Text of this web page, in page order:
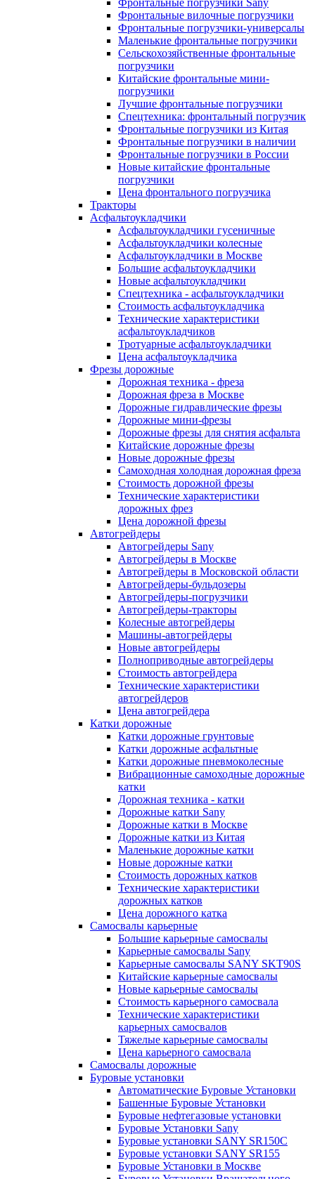
Фронтальные погрузчики Sany
Фронтальные вилочные погрузчики
Фронтальные погрузчики-универсалы
Маленькие фронтальные погрузчики
Сельскохозяйственные фронтальные
погрузчики
Китайские фронтальные мини-
погрузчики
Лучшие фронтальные погрузчики
Спецтехника: фронтальный погрузчик
Фронтальные погрузчики из Китая
Фронтальные погрузчики в наличии
Фронтальные погрузчики в России
Новые китайские фронтальные
погрузчики
Цена фронтального погрузчика
Тракторы
Асфальтоукладчики
Асфальтоукладчики гусеничные
Асфальтоукладчики колесные
Асфальтоукладчики в Москве
Большие асфальтоукладчики
Новые асфальтоукладчики
Спецтехника - асфальтоукладчики
Стоимость асфальтоукладчика
Технические характеристики
асфальтоукладчиков
Тротуарные асфальтоукладчики
Цена асфальтоукладчика
Фрезы дорожные
Дорожная техника - фреза
Дорожная фреза в Москве
Дорожные гидравлические фрезы
Дорожные мини-фрезы
Дорожные фрезы для снятия асфальта
Китайские дорожные фрезы
Новые дорожные фрезы
Самоходная холодная дорожная фреза
Стоимость дорожной фрезы
Технические характеристики
дорожных фрез
Цена дорожной фрезы
Автогрейдеры
Автогрейдеры Sany
Автогрейдеры в Москве
Автогрейдеры в Московской области
Автогрейдеры-бульдозеры
Автогрейдеры-погрузчики
Автогрейдеры-тракторы
Колесные автогрейдеры
Машины-автогрейдеры
Новые автогрейдеры
Полноприводные автогрейдеры
Стоимость автогрейдера
Технические характеристики
автогрейдеров
Цена автогрейдера
Катки дорожные
Катки дорожные грунтовые
Катки дорожные асфальтные
Катки дорожные пневмоколесные
Вибрационные самоходные дорожные
катки
Дорожная техника - катки
Дорожные катки Sany
Дорожные катки в Москве
Дорожные катки из Китая
Маленькие дорожные катки
Новые дорожные катки
Стоимость дорожных катков
Технические характеристики
дорожных катков
Цена дорожного катка
Самосвалы карьерные
Большие карьерные самосвалы
Карьерные самосвалы Sany
Карьерные самосвалы SANY SKT90S
Китайские карьерные самосвалы
Новые карьерные самосвалы
Стоимость карьерного самосвала
Технические характеристики
карьерных самосвалов
Тяжелые карьерные самосвалы
Цена карьерного самосвала
Самосвалы дорожные
Буровые установки
Автоматические Буровые Установки
Башенные Буровые Установки
Буровые нефтегазовые установки
Буровые Установки Sany
Буровые установки SANY SR150C
Буровые установки SANY SR155
Буровые Установки в Москве